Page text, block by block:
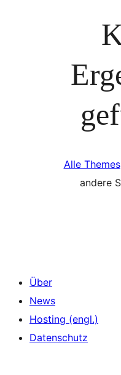
Alle Themes
andere
Über
News
Hosting (engl.)
Datenschutz